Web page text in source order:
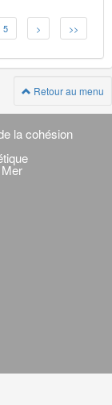
5 > >>
Retour au menu
la cohésion